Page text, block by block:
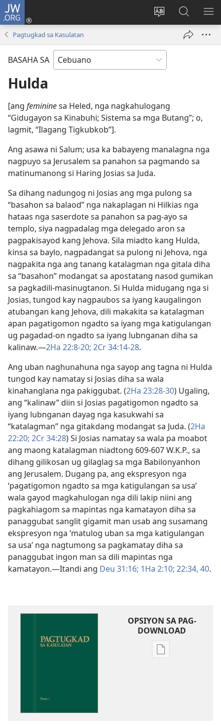
JW.ORG
Ilisi
pinulongan
sa
site
Log
ug
Pangitaa
sa
JW.ORG
Pagtugkad sa Kasulatan
BASAHA SA
Hulda
[ang femininesa Heled, nga nagkahulogang
“Gidugayon sa Kinabuhi; Sistema sa mga Butang”; o,
lagmit, “Ilagang Tigkubkob”].
Ang asawa ni Salum; usa ka babayeng manalagna nga
nagpuyo sa Jerusalem sa panahon sa pagmando sa
matinumanong si Haring Josias sa Juda.
Sa dihang nadungog ni Josias ang mga pulong sa
“basahon sa balaod” nga nakaplagan ni Hilkias nga
hataas nga saserdote sa panahon sa pag-ayo sa
templo, siya nagpadalag mga delegado aron sa
pagpakisayod kang Jehova. Sila miadto kang Hulda,
kinsa sa baylo, nagpadangat sa pulong ni Jehova, nga
nagpakita nga ang tanang katalagman nga gitala diha
sa “basahon” modangat sa apostatang nasod gumikan
sa pagkadili-masinugtanon. Si Hulda midugang nga si
Josias, tungod kay nagpaubos sa iyang kaugalingon
atubangan kang Jehova, dili makakita sa katalagman
apan pagatigomon ngadto sa iyang mga katigulangan
ug pagadad-on ngadto sa iyang lubnganan diha sa
kalinaw.​—2Ha 22:8-20; 2Cr 34:14-28.
Ang uban naghunahuna nga sayop ang tagna ni Hulda
tungod kay namatay si Josias diha sa wala
kinahanglana nga pakiggubat. (2Ha 23:28-30) Ugaling,
ang “kalinaw” diin si Josias pagatigomon ngadto sa
iyang lubnganan dayag nga kasukwahi sa
“katalagman” nga gitakdang modangat sa Juda. (2Ha
22:20; 2Cr 34:28) Si Josias namatay sa wala pa moabot
ang maong katalagman niadtong 609-607 W.K.P., sa
dihang gilikosan ug gilaglag sa mga Babilonyanhon
ang Jerusalem. Dugang pa, ang ekspresyon nga
‘pagatigomon ngadto sa mga katigulangan sa usa’
wala gayod magkahulogan nga dili lakip niini ang
pagkahiagom sa mapintas nga kamatayon diha sa
panaggubat sanglit gigamit man usab ang susamang
ekspresyon nga ‘matulog uban sa mga katigulangan
sa usa’ nga nagtumong sa pagkamatay diha sa
panaggubat ingon man sa dili mapintas nga
kamatayon.​—Itandi ang Deu 31:16; 1Ha 2:10; 22:​34, 40.
OPSIYON SA PAG-
DOWNLOAD
Opsiyon